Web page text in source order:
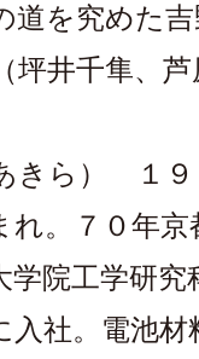
道を究めた
井千隼、芦
きら） １９
れ。７０年
学院工学研
入社。電池材